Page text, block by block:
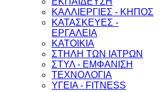
ΚΑΛΛΙΕΡΓΙΕΣ - ΚΗΠΟΣ
ΚΑΤΑΣΚΕΥΕΣ -
ΕΡΓΑΛΕΙΑ
ΚΑΤΟΙΚΙΑ
ΣΤΗΛΗ ΤΩΝ ΙΑΤΡΩΝ
ΣΤΥΛ - ΕΜΦΑΝΙΣΗ
ΤΕΧΝΟΛΟΓΙΑ
ΥΓΕΙΑ - FITNESS